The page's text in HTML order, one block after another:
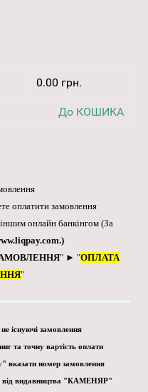
0.00 грн.
До КОШИКА
оплатити замовлення
онлайн банкінгом (За
.)
" ► "ОПЛАТА
"
існуючі замовлення
та точну вартість оплати
" вказати номер замовлення
від видавництва "КАМЕНЯР"